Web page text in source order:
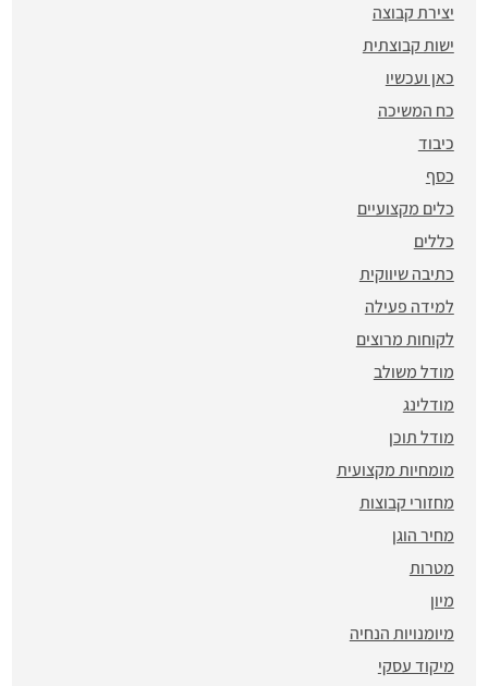
יצירת קבוצה
ישות קבוצתית
כאן ועכשיו
כח המשיכה
כיבוד
כסף
כלים מקצועיים
כללים
כתיבה שיווקית
למידה פעילה
לקוחות מרוצים
מודל משולב
מודלינג
מודל תוכן
מומחיות מקצועית
מחזורי קבוצות
מחיר הוגן
מטרות
מיון
מיומנויות הנחיה
מיקוד עסקי